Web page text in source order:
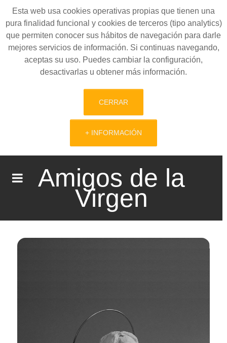
Esta web usa cookies operativas propias que tienen una
pura finalidad funcional y cookies de terceros (tipo analytics)
que permiten conocer sus hábitos de navegación para darle
mejores servicios de información. Si continuas navegando,
aceptas su uso. Puedes cambiar la configuración,
desactivarlas u obtener más información.
CERRAR
+ INFORMACIÓN
Amigos de la
Virgen